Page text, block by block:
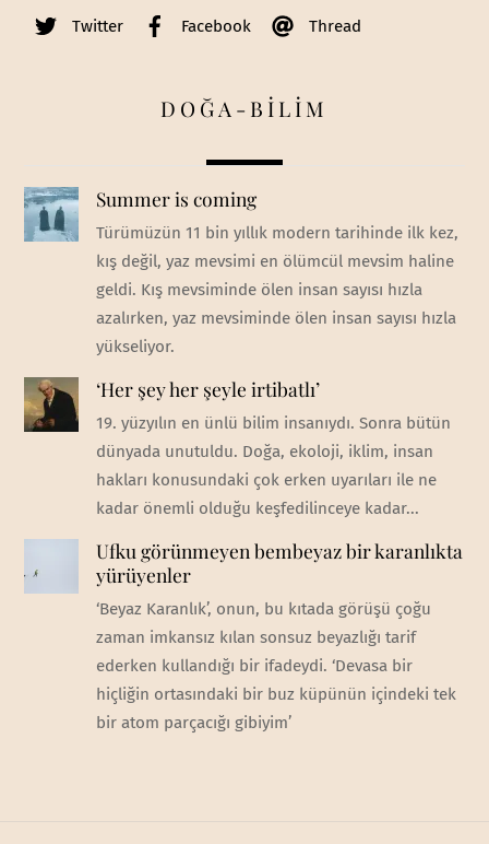
Twitter Facebook Thread
DOĞA-BİLİM
Summer is coming
Türümüzün 11 bin yıllık modern tarihinde ilk kez,
kış değil, yaz mevsimi en ölümcül mevsim haline
geldi. Kış mevsiminde ölen insan sayısı hızla
azalırken, yaz mevsiminde ölen insan sayısı hızla
yükseliyor.
‘Her şey her şeyle irtibatlı’
19. yüzyılın en ünlü bilim insanıydı. Sonra bütün
dünyada unutuldu. Doğa, ekoloji, iklim, insan
hakları konusundaki çok erken uyarıları ile ne
kadar önemli olduğu keşfedilinceye kadar...
Ufku görünmeyen bembeyaz bir karanlıkta
yürüyenler
‘Beyaz Karanlık’, onun, bu kıtada görüşü çoğu
zaman imkansız kılan sonsuz beyazlığı tarif
ederken kullandığı bir ifadeydi. ‘Devasa bir
hiçliğin ortasındaki bir buz küpünün içindeki tek
bir atom parçacığı gibiyim’